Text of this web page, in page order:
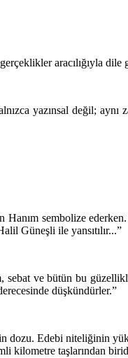
aracılığıyla dile
yazınsal değil; aynı
sembolize
Güneşli ile yansıtılır...”
sebat ve bütün bu
düşkündürler.”
dozu. Edebi niteliğinin
kilometre taşlarından